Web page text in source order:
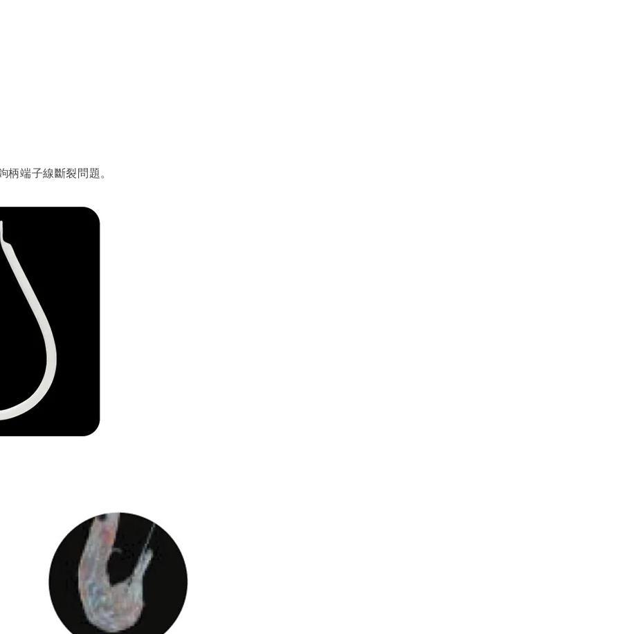
端子線斷裂問題。